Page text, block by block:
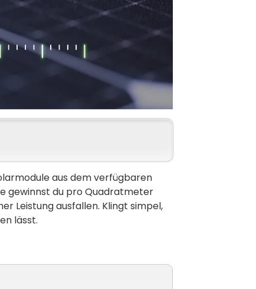
aus dem verfügbaren
gewinnst du pro Quadratmeter
Leistung ausfallen. Klingt simpel,
lässt.